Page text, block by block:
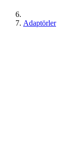
Adaptörler